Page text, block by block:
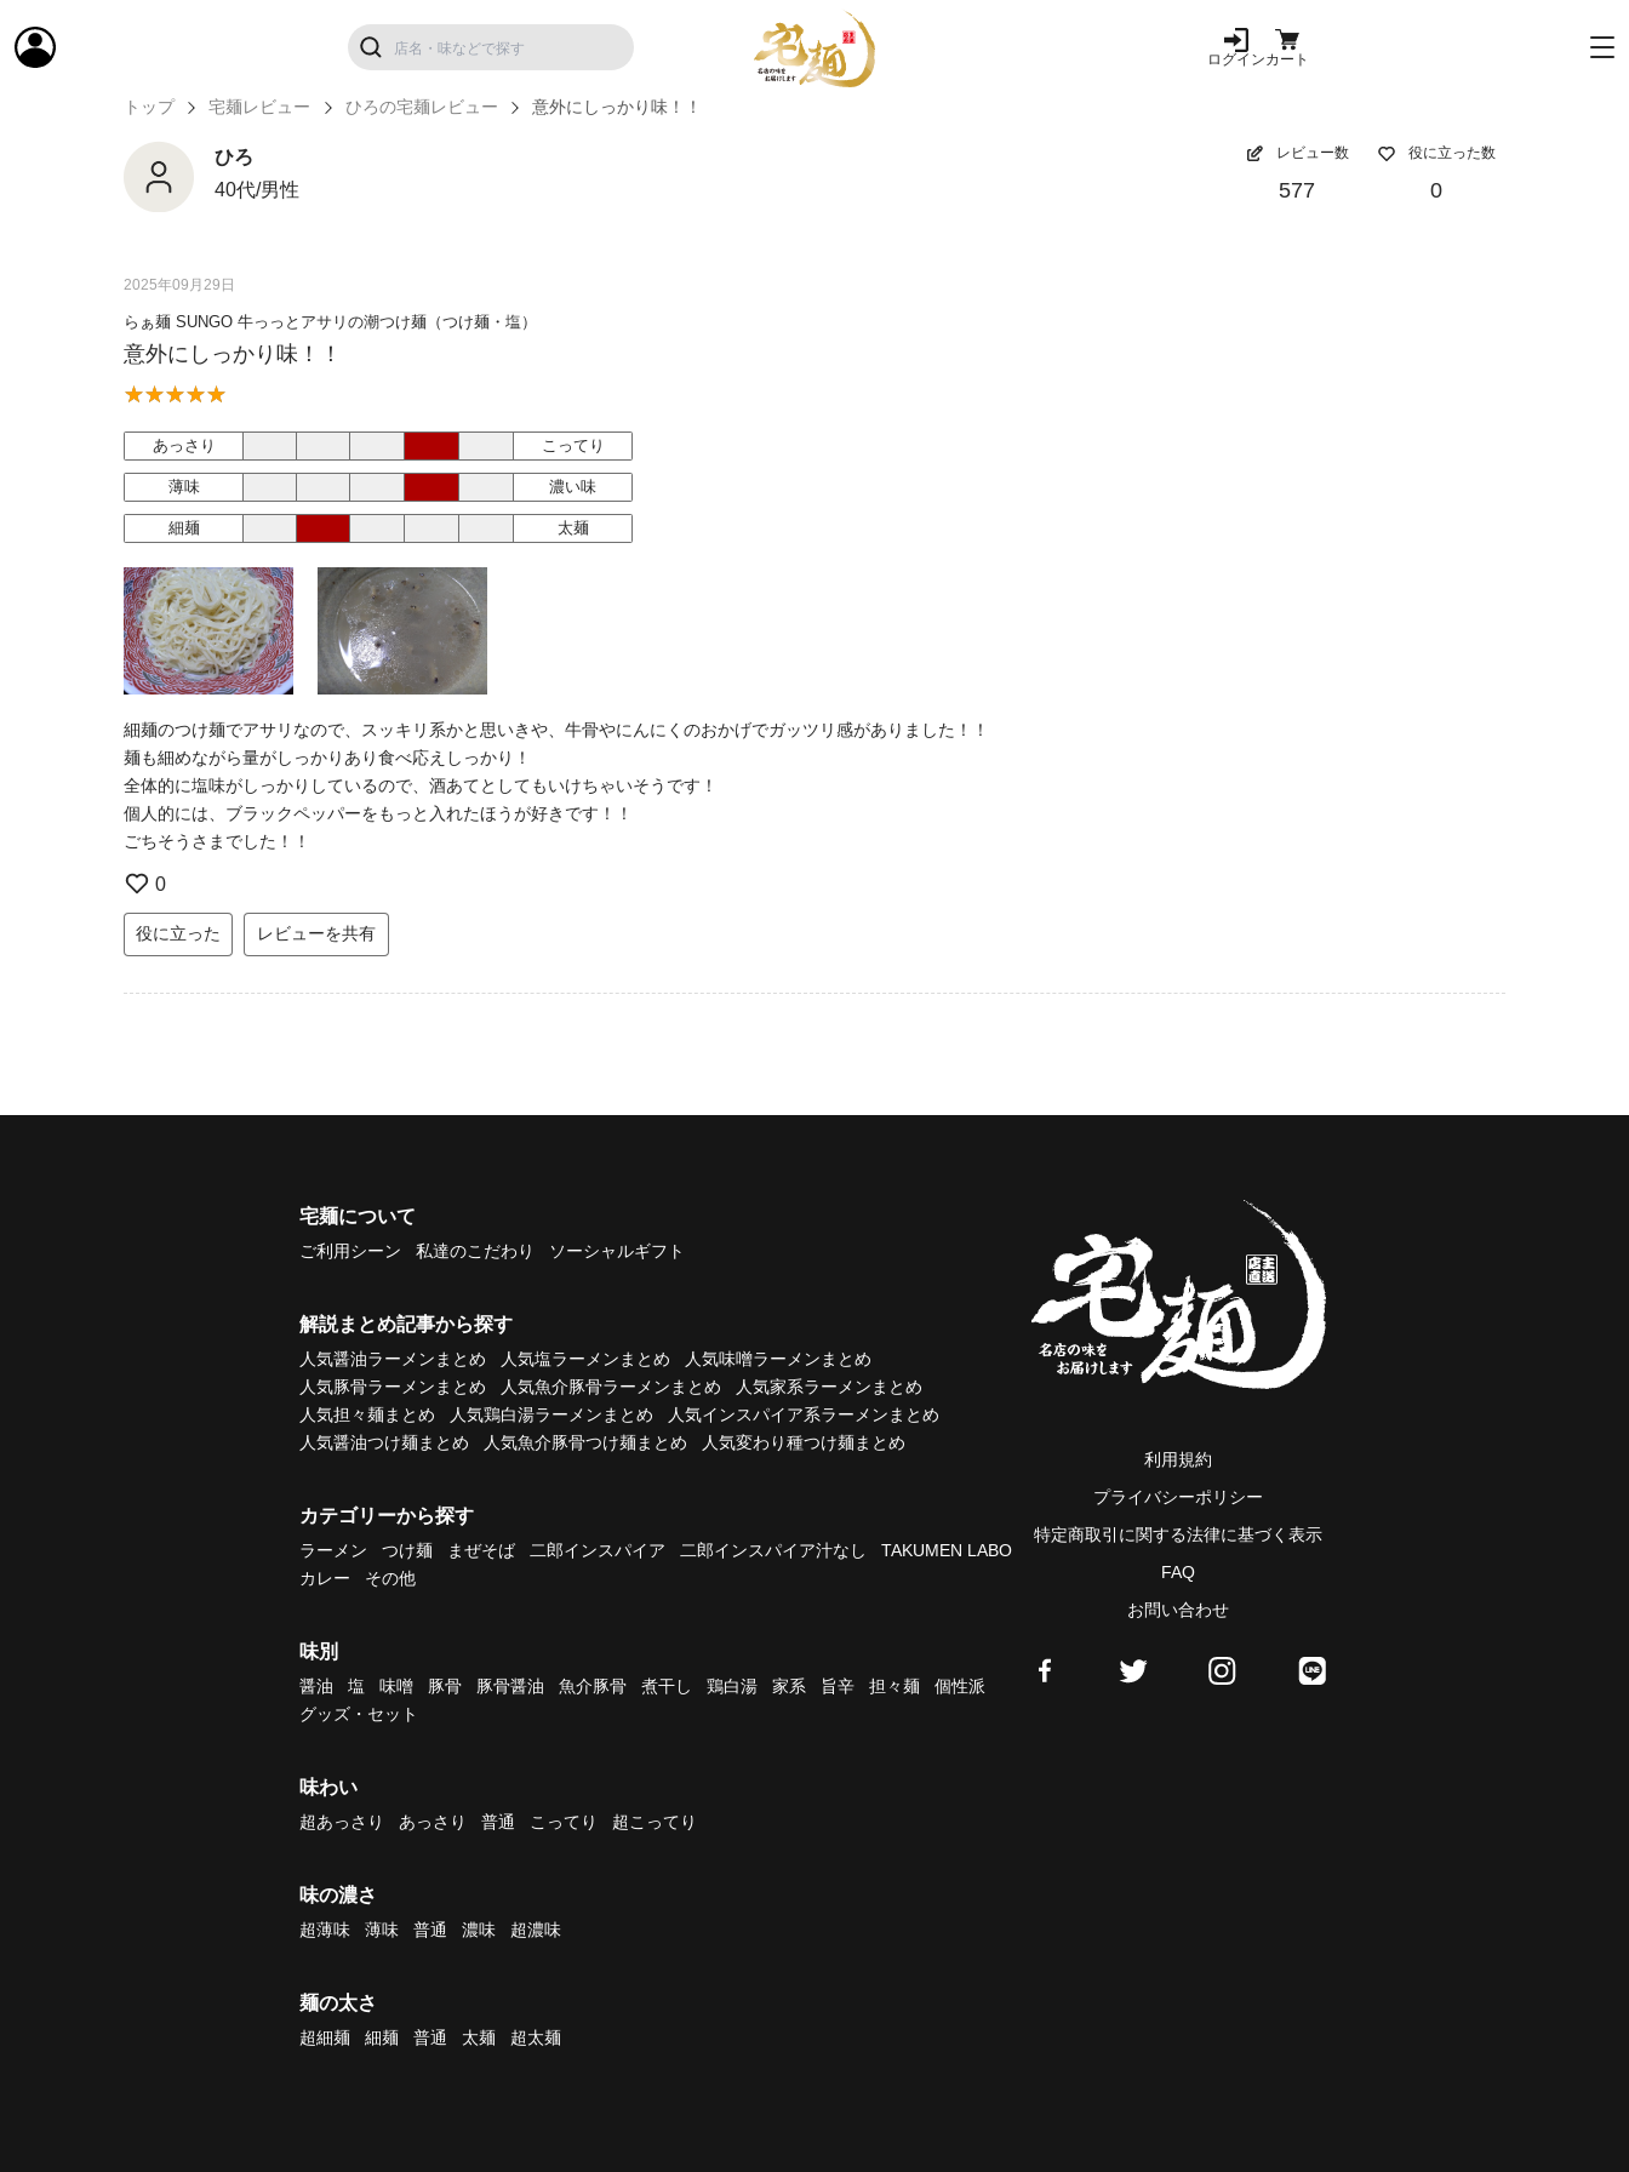
ログインカート
トップ 宅麺レビュー ひろの宅麺レビュー 意外にしっかり味！！
ひろ
40代/男性
レビュー数
577
役に立った数
0
2025年09月29日
らぁ麺 SUNGO 牛っっとアサリの潮つけ麺（つけ麺・塩）
意外にしっかり味！！
あっさり こってり
薄味 濃い味
細麺 太麺
細麺のつけ麺でアサリなので、スッキリ系かと思いきや、牛骨やにんにくのおかげでガッツリ感がありました！！
麺も細めながら量がしっかりあり食べ応えしっかり！
全体的に塩味がしっかりしているので、酒あてとしてもいけちゃいそうです！
個人的には、ブラックペッパーをもっと入れたほうが好きです！！
ごちそうさまでした！！
0
役に立った レビューを共有
宅麺について
ご利用シーン 私達のこだわり ソーシャルギフト
解説まとめ記事から探す
人気醤油ラーメンまとめ 人気塩ラーメンまとめ
人気味噌ラーメンまとめ
人気豚骨ラーメンまとめ
人気魚介豚骨ラーメンまとめ
人気家系ラーメンまとめ
人気担々麺まとめ
人気鶏白湯ラーメンまとめ
人気インスパイア系ラーメンまとめ
人気醤油つけ麺まとめ
人気魚介豚骨つけ麺まとめ 人気変わり種つけ麺まとめ
カテゴリーから探す
ラーメン つけ麺 まぜそば 二郎インスパイア 二郎インスパイア汁なし
TAKUMEN LABO
カレー
その他
味別
醤油 塩 味噌 豚骨 豚骨醤油 魚介豚骨 煮干し 鶏白湯 家系 旨辛 担々麺
個性派
グッズ・セット
味わい
超あっさり あっさり 普通 こってり 超こってり
味の濃さ
超薄味 薄味 普通 濃味 超濃味
麺の太さ
超細麺 細麺 普通 太麺 超太麺
利用規約
プライバシーポリシー
特定商取引に関する法律に基づく表示
FAQ
お問い合わせ